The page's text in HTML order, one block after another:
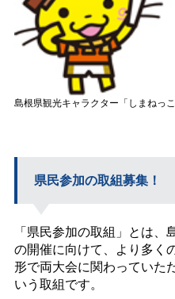
島根県観光キャラクター「しまねっこ
県民参加の取組募集！
「県民参加の取組」とは
の開催に向けて、より多く
形で両大会に関わっていた
いう取組です。